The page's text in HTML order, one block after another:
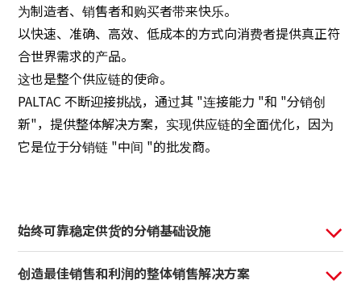
公司信息
投资者关系信息
可持续发展
希望拓展全球市场并采购产品的零售商和制造商
其他公司
为制造者、销售者和购买者带来快乐。
以快速、准确、高效、低成本的方式向消费者提供真正符
合世界需求的产品。
这也是整个供应链的使命。
PALTAC 不断迎接挑战，通过其 "连接能力 "和 "分销创
新"，提供整体解决方案，实现供应链的全面优化，因为
它是位于分销链 "中间 "的批发商。
始终可靠稳定供货的分销基础设施
创造最佳销售和利润的整体销售解决方案